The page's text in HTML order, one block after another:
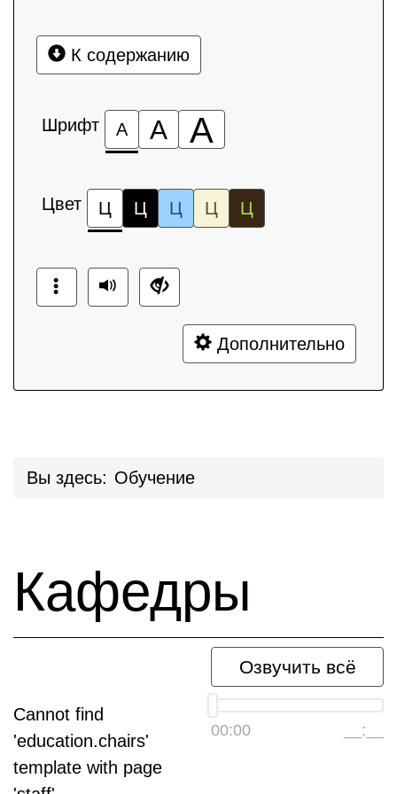
К содержанию
Шрифт А А А
Цвет Ц Ц Ц Ц Ц
Дополнительно
Вы здесь: Обучение
Кафедры
Озвучить всё
00:00 __:__
Cannot find
'education.chairs'
template with page